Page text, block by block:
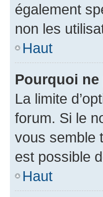
également
non les
Haut
Pourquoi
La limite
forum. Si le
vous semble
est possible
Haut